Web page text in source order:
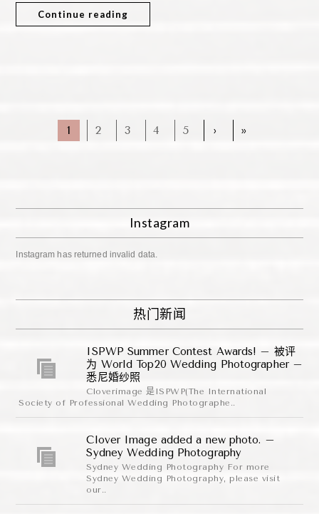
Continue reading
1 2 3 4 5 › »
Instagram
Instagram has returned invalid data.
热门新闻
ISPWP Summer Contest Awards! – 被评
为 World Top20 Wedding Photographer –
悉尼婚纱照
Cloverimage 是ISPWP(The International
Society of Professional Wedding Photographe..
Clover Image added a new photo. –
Sydney Wedding Photography
Sydney Wedding Photography For more
Sydney Wedding Photography, please visit
our..